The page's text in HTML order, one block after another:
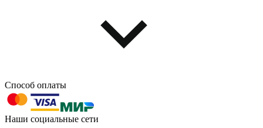
603004, г. Нижний Новгород, проспект Ленина, д. 95
Способ оплаты
Наши социальные сети